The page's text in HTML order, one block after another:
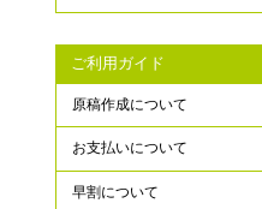
ご利用ガイド
原稿作成について
お支払いについて
早割について